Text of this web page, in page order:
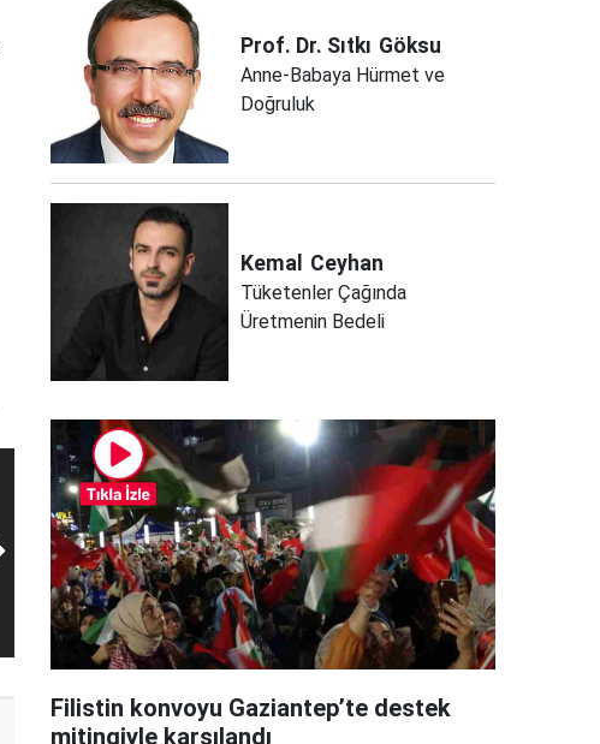
Prof. Dr. Sıtkı Göksu
Anne-Babaya Hürmet ve
Doğruluk
Kemal Ceyhan
Tüketenler Çağında
Üretmenin Bedeli
Filistin konvoyu Gaziantep’te destek
mitingiyle karşılandı